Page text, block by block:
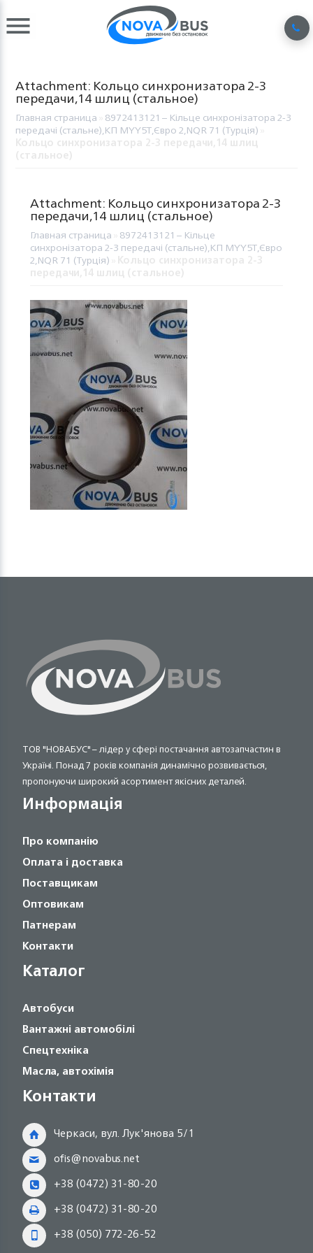
Attachment: Кольцо синхронизатора 2-3
передачи,14 шлиц (стальное)
Главная страница 8972413121 – Кільце синхронізатора 2-3
передачі (стальне),КП MYY5T,Євро 2,NQR 71 (Турція)
Attachment: Кольцо синхронизатора 2-3
передачи,14 шлиц (стальное)
Главная страница 8972413121 – Кільце
синхронізатора 2-3 передачі (стальне),КП MYY5T,Євро
2,NQR 71 (Турція)
ТОВ "НОВАБУС" – лідер у сфері постачання автозапчастин в
Україні. Понад 7 років компанія динамічно розвивається,
пропонуючи широкий асортимент якісних деталей.
Информація
Про компанію
Оплата і доставка
Поставщикам
Оптовикам
Патнерам
Контакти
Каталог
Автобуси
Вантажні автомобілі
Спецтехніка
Масла, автохімія
Контакти
Черкаси, вул. Лук'янова 5/1
ofis@novabus.net
+38 (0472) 31-80-20
+38 (0472) 31-80-20
+38 (050) 772-26-52